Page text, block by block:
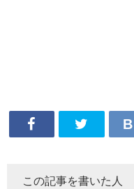
この記事を書いた人